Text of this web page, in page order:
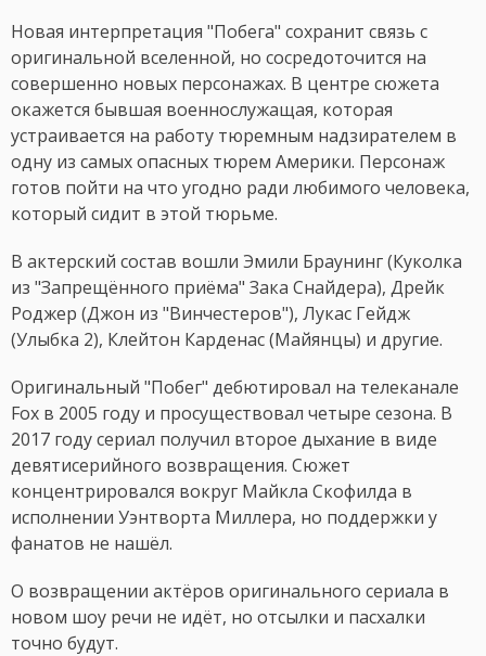
Новая интерпретация "Побега" сохранит связь с
оригинальной вселенной, но сосредоточится на
совершенно новых персонажах. В центре сюжета
окажется бывшая военнослужащая, которая
устраивается на работу тюремным надзирателем в
одну из самых опасных тюрем Америки. Персонаж
готов пойти на что угодно ради любимого человека,
который сидит в этой тюрьме.
В актерский состав вошли Эмили Браунинг (Куколка
из "Запрещённого приёма" Зака Снайдера), Дрейк
Роджер (Джон из "Винчестеров"), Лукас Гейдж
(Улыбка 2), Клейтон Карденас (Майянцы) и другие.
Оригинальный "Побег" дебютировал на телеканале
Fox в 2005 году и просуществовал четыре сезона. В
2017 году сериал получил второе дыхание в виде
девятисерийного возвращения. Сюжет
концентрировался вокруг Майкла Скофилда в
исполнении Уэнтворта Миллера, но поддержки у
фанатов не нашёл.
О возвращении актёров оригинального сериала в
новом шоу речи не идёт, но отсылки и пасхалки
точно будут.